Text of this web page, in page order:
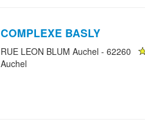
COMPLEXE BASLY
RUE LEON BLUM Auchel - 62260
Auchel